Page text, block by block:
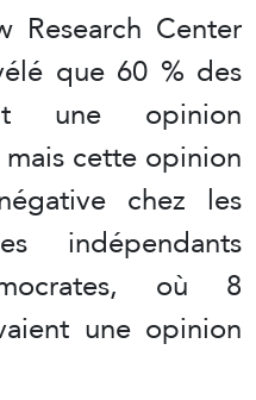
Research Center
que 60 % des
une opinion
cette opinion
chez les
indépendants
où 8
une opinion